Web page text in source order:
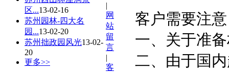
区...13-02-16
苏州园林-四大名
园...13-02-20
苏州拙政园风光13-02-
20
更多>>
客户需要注
一、关于准
二、由于国
|
网
站
留
言
|
客